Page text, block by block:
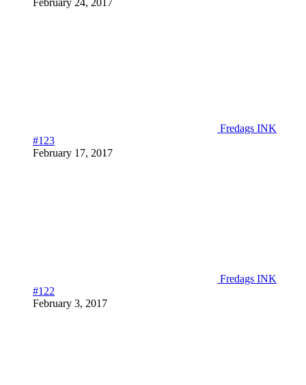
February 24, 2017
Fredags INK
#123
February 17, 2017
Fredags INK
#122
February 3, 2017